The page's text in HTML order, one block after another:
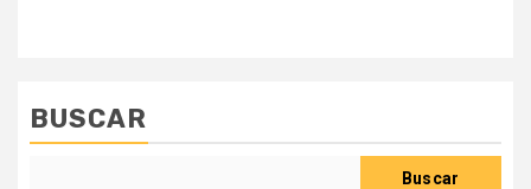
BUSCAR
Buscar